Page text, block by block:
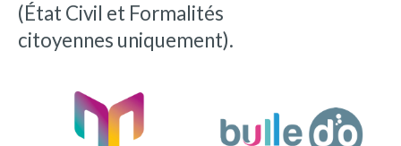
(État Civil et Formalités
citoyennes uniquement).